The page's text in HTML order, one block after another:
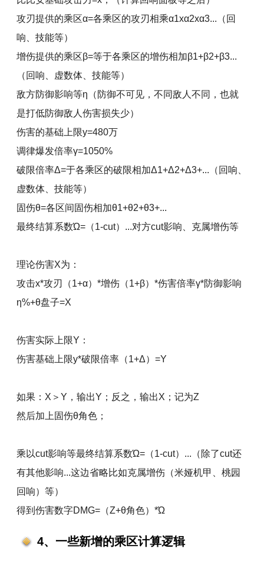
攻刃提供的乘区α=各乘区的攻刃相乘α1xα2xα3...（回
响、技能等）
增伤提供的乘区β=等于各乘区的增伤相加β1+β2+β3...
（回响、虚数体、技能等）
敌方防御影响等η（防御不可见，不同敌人不同，也就
是打低防御敌人伤害损失少）
伤害的基础上限y=480万
调律爆发倍率γ=1050%
破限倍率Δ=于各乘区的破限相加Δ1+Δ2+Δ3+...（回响、
虚数体、技能等）
固伤θ=各区间固伤相加θ1+θ2+θ3+...
最终结算系数Ώ=（1-cut）...对方cut影响、克属增伤等
理论伤害X为：
攻击x*攻刃（1+α）*增伤（1+β）*伤害倍率γ*防御影响
η%+θ盘子=X
伤害实际上限Y：
伤害基础上限y*破限倍率（1+Δ）=Y
如果：X＞Y，输出Y；反之，输出X；记为Z
然后加上固伤θ角色；
乘以cut影响等最终结算系数Ώ=（1-cut）...（除了cut还
有其他影响...这边省略比如克属增伤（米娅机甲、桃园
回响）等）
得到伤害数字DMG=（Z+θ角色）*Ώ
4、一些新增的乘区计算逻辑